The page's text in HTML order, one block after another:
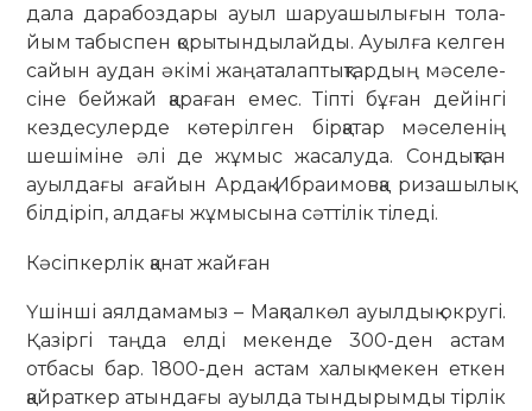
дала да­ра­­­боздары ауыл шаруашылығын то­­­­­ла­­
йым табыспен қорытындылайды. Ауыл­ға келген
сайын аудан әкімі жаңа­талаптықтардың мәсе­ле­
сіне бей­жай қараған емес. Тіпті бұ­ған де­йінгі
кездесулерде көтерілген бір­­қа­тар мәселенің
шешіміне әлі де жұ­мыс жа­салуда. Сондықтан
ауыл­да­­ғы аға­йын Ардақ Ибраимовқа риза­шы­лық
біл­­діріп, алдағы жұмысына сәт­­ті­лік ті­леді.
Кәсіпкерлік қанат жайған
Үшінші аялдамамыз – Мақ­пал­көл ауылдық округі.
Қазіргі таңда ел­ді мекенде 300-ден астам
отбасы бар. 1800-ден астам халық мекен ет­кен
қайраткер атындағы ауылда тын­ды­рымды тірлік